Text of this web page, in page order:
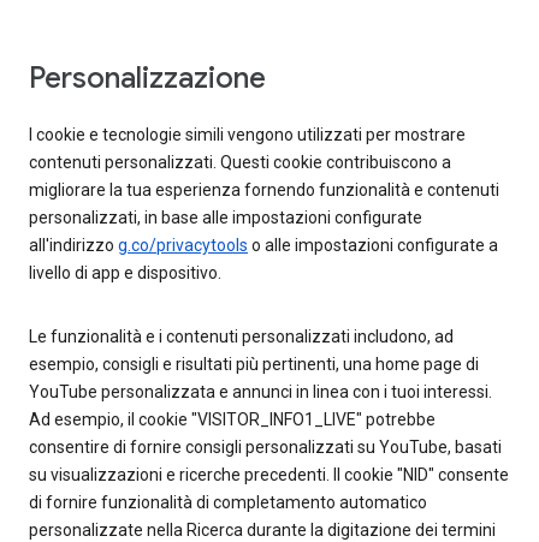
Personalizzazione
I cookie e tecnologie simili vengono utilizzati per mostrare
contenuti personalizzati. Questi cookie contribuiscono a
migliorare la tua esperienza fornendo funzionalità e contenuti
personalizzati, in base alle impostazioni configurate
all'indirizzo g.co/privacytools o alle impostazioni configurate a
livello di app e dispositivo.
Le funzionalità e i contenuti personalizzati includono, ad
esempio, consigli e risultati più pertinenti, una home page di
YouTube personalizzata e annunci in linea con i tuoi interessi.
Ad esempio, il cookie "VISITOR_INFO1_LIVE" potrebbe
consentire di fornire consigli personalizzati su YouTube, basati
su visualizzazioni e ricerche precedenti. Il cookie "NID" consente
di fornire funzionalità di completamento automatico
personalizzate nella Ricerca durante la digitazione dei termini